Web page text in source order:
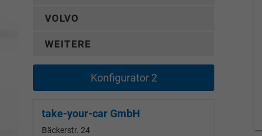
VOLVO
WEITERE
Konfigurator 2
take-your-car GmbH
Bäckerstr. 24